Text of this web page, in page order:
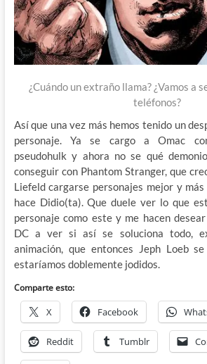
¿Cuándo un extraño llama? ¿Vamos a
teléfonos?
Así que una vez más hemos tenido un
personaje. Ya se cargo a Omac
pseudohulk y ahora no se qué
conseguir con Phantom Stranger, que
Liefeld cargarse personajes mejor y
hace Didio(ta). Que duele ver lo que
personaje como este y me hacen
DC a ver si así se soluciona todo,
animación, que entonces Jeph Loeb
estaríamos doblemente jodidos.
Comparte esto:
X Facebook
Reddit Tumblr